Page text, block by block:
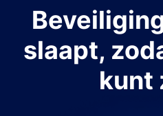
slaapt,
kunt